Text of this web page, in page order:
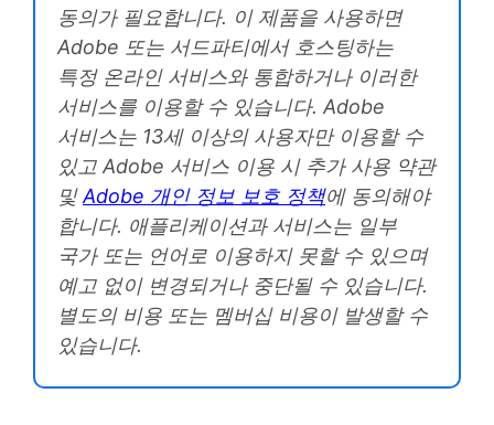
동의가 필요합니다. 이 제품을 사용하면
Adobe 또는 서드파티에서 호스팅하는
특정 온라인 서비스와 통합하거나 이러한
서비스를 이용할 수 있습니다. Adobe
서비스는 13세 이상의 사용자만 이용할 수
있고 Adobe 서비스 이용 시 추가 사용 약관
및Adobe 개인 정보 보호 정책에 동의해야
합니다. 애플리케이션과 서비스는 일부
국가 또는 언어로 이용하지 못할 수 있으며
예고 없이 변경되거나 중단될 수 있습니다.
별도의 비용 또는 멤버십 비용이 발생할 수
있습니다.